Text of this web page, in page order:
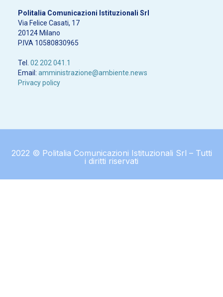
Politalia Comunicazioni Istituzionali Srl
Via Felice Casati, 17
20124 Milano
P.IVA 10580830965
Tel. 02 202 041.1
Email: amministrazione@ambiente.news
Privacy policy
2022 © Politalia Comunicazioni Istituzionali Srl – Tutti
i diritti riservati